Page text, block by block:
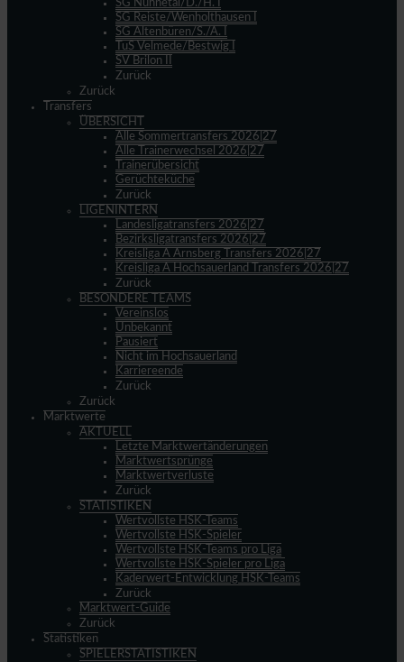
SG Nuhnetal/D./H. I
SG Reiste/Wenholthausen I
SG Altenbüren/S./A. I
TuS Velmede/Bestwig I
SV Brilon II
Zurück
Zurück
Transfers
ÜBERSICHT
Alle Sommertransfers 2026|27
Alle Trainerwechsel 2026|27
Trainerübersicht
Gerüchteküche
Zurück
LIGENINTERN
Landesligatransfers 2026|27
Bezirksligatransfers 2026|27
Kreisliga A Arnsberg Transfers 2026|27
Kreisliga A Hochsauerland Transfers 2026|27
Zurück
BESONDERE TEAMS
Vereinslos
Unbekannt
Pausiert
Nicht im Hochsauerland
Karriereende
Zurück
Zurück
Marktwerte
AKTUELL
Letzte Marktwertänderungen
Marktwertsprünge
Marktwertverluste
Zurück
STATISTIKEN
Wertvollste HSK-Teams
Wertvollste HSK-Spieler
Wertvollste HSK-Teams pro Liga
Wertvollste HSK-Spieler pro Liga
Kaderwert-Entwicklung HSK-Teams
Zurück
Marktwert-Guide
Zurück
Statistiken
SPIELERSTATISTIKEN